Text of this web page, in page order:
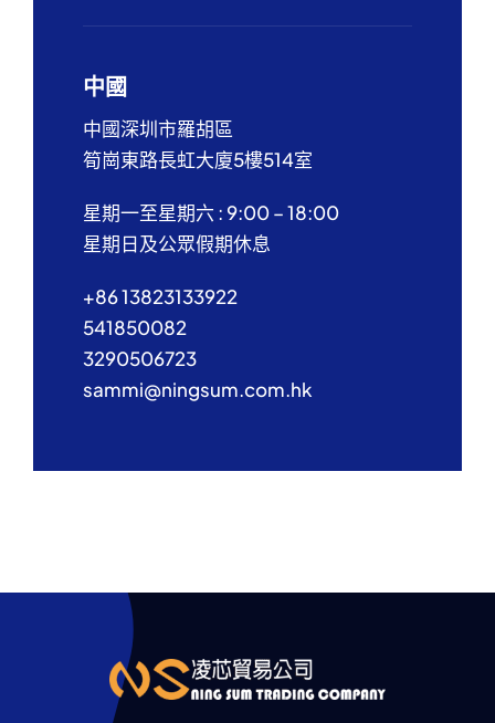
中國
中國深圳市羅胡區
筍崗東路長虹大廈5樓514室
星期一至星期六 : 9:00 – 18:00
星期日及公眾假期休息
+86 13823133922
541850082
3290506723
sammi@ningsum.com.hk